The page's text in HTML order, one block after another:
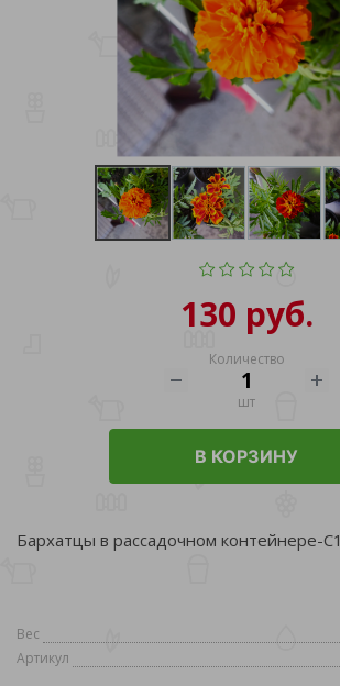
130 руб.
Количество
шт
В КОРЗИНУ
Бархатцы в рассадочном контейнере-С1
Вес
Артикул